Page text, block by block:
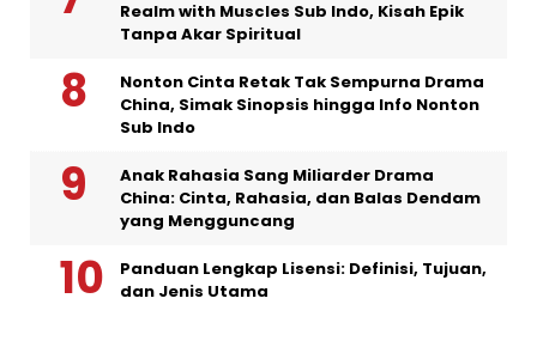
Realm with Muscles Sub Indo, Kisah Epik
Tanpa Akar Spiritual
Nonton Cinta Retak Tak Sempurna Drama
China, Simak Sinopsis hingga Info Nonton
Sub Indo
Anak Rahasia Sang Miliarder Drama
China: Cinta, Rahasia, dan Balas Dendam
yang Mengguncang
Panduan Lengkap Lisensi: Definisi, Tujuan,
dan Jenis Utama